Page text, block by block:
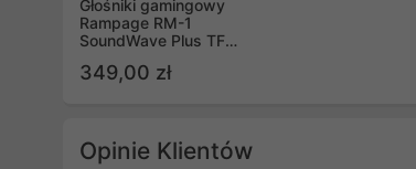
Głośniki gamingowy
Rampage RM-1
SoundWave Plus TF,
soundbar
349,00 zł
Opinie Klientów